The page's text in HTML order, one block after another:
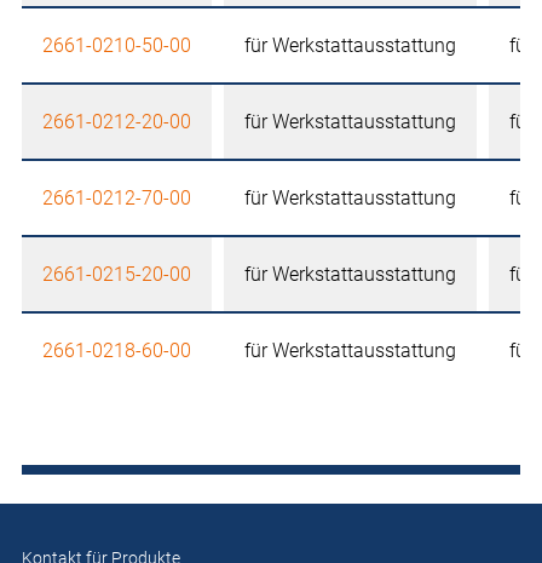
2661-0210-50-00 für Werkstattausstattung für
2661-0212-20-00 für Werkstattausstattung für
2661-0212-70-00 für Werkstattausstattung für
2661-0215-20-00 für Werkstattausstattung für
2661-0218-60-00 für Werkstattausstattung für
Kontakt für Produkte